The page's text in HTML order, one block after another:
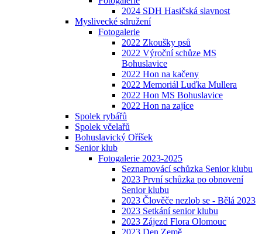
2024 SDH Hasičská slavnost
Myslivecké sdružení
Fotogalerie
2022 Zkoušky psů
2022 Výroční schůze MS
Bohuslavice
2022 Hon na kačeny
2022 Memoriál Luďka Mullera
2022 Hon MS Bohuslavice
2022 Hon na zajíce
Spolek rybářů
Spolek včelařů
Bohuslavický Oříšek
Senior klub
Fotogalerie 2023-2025
Seznamovácí schůzka Senior klubu
2023 První schůzka po obnovení
Senior klubu
2023 Člověče nezlob se - Bělá 2023
2023 Setkání senior klubu
2023 Zájezd Flora Olomouc
2023 Den Země